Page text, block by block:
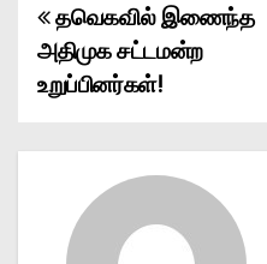
P
o
தவெகவில் இணைந்த
அதிமுக சட்டமன்ற
உறுப்பினர்கள்!